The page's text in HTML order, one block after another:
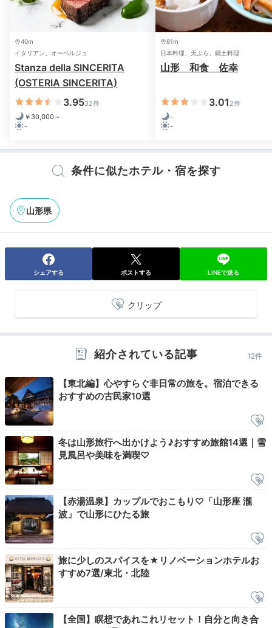
広
食後はロビーラウンジ「1916」へ。昔ながらの設えに
ほっとする空間です。畳敷きのスペースでは庭を眺めな
がら季節を感じて。滞在中は
利用でき
、20時以降は日本酒やウイスキーなどもいた
だけます。
keikoooko
お部屋の十割源泉を堪能したあと、
アルコールも楽しみました
す。
赤湯温泉の恵みで
体を癒して
大浴場 女湯
大浴場は翌朝10時まで、深夜でも利用できます
。赤湯
温泉の泉質は含硫黄ナトリウム・カルシウム塩化物泉
で、効能も豊富。冷え性や凝り固まった体にもおすすめ
です。飲泉もできるので、温泉を楽しみ尽くしましょ
う。
40m
イタリアン、オーベルジュ
Stanza della SINCERITA
(OSTERIA SINCERITA)
3.9532件
￥30,000～
-
81m
日本料理、天ぷら、郷土料理
山形 和食 佐幸
3.01 2件
-
-
条件に似たホテル・宿を探す
山形県
シェアする ポストする LINEで送る
クリップ
紹介されている記事 12件
【東北編】心やすらぐ非日常の旅を。宿泊できる
おすすめの古民家10選
冬は山形旅行へ出かけよう♪おすすめ旅館14選｜雪
見風呂や美味を満喫♡
【赤湯温泉】カップルでおこもり♡「山形座 瀧
波」で山形にひたる旅
旅に少しのスパイスを★リノベーションホテルお
すすめ7選/東北・北陸
【全国】瞑想であれこれリセット！自分と向き合